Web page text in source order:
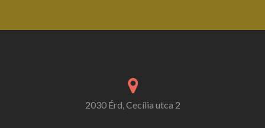
2030 Érd, Cecília utca 2